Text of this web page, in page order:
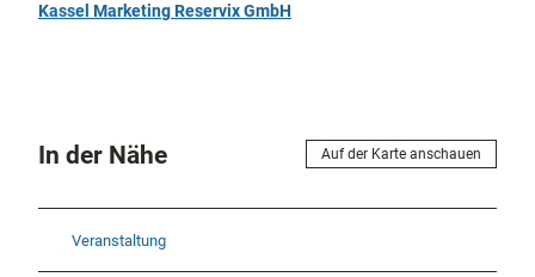
Kassel Marketing Reservix GmbH
In der Nähe Auf der Karte anschauen
Veranstaltung